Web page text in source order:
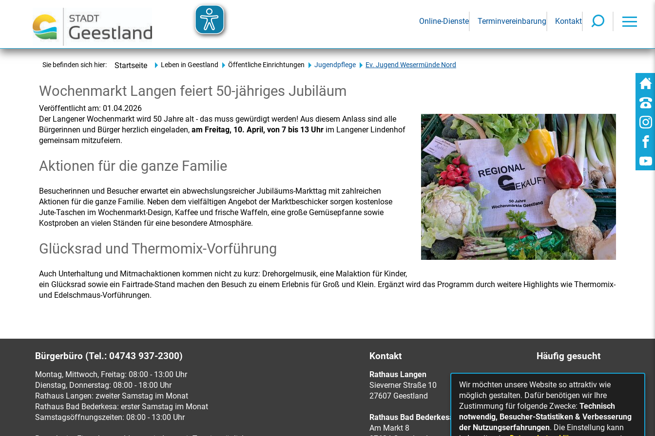
Online-Dienste Terminvereinbarung Kontakt
Sie befinden sich hier: Startseite Leben in Geestland Öffentliche Einrichtungen Jugendpflege Ev. Jugend Wesermünde Nord
Wochenmarkt Langen feiert 50-jähriges Jubiläum
Veröffentlicht am: 01.04.2026
Der Langener Wochenmarkt wird 50 Jahre alt - das muss gewürdigt werden! Aus diesem Anlass sind alle
Bürgerinnen und Bürger herzlich eingeladen, am Freitag, 10. April, von 7 bis 13 Uhr im Langener Lindenhof
gemeinsam mitzufeiern.
Aktionen für die ganze Familie
Besucherinnen und Besucher erwartet ein abwechslungsreicher Jubiläums-Markttag mit zahlreichen
Aktionen für die ganze Familie. Neben dem vielfältigen Angebot der Marktbeschicker sorgen kostenlose
Jute-Taschen im Wochenmarkt-Design, Kaffee und frische Waffeln, eine große Gemüsepfanne sowie
Kostproben an vielen Ständen für eine besondere Atmosphäre.
Glücksrad und Thermomix-Vorführung
Auch Unterhaltung und Mitmachaktionen kommen nicht zu kurz: Drehorgelmusik, eine Malaktion für Kinder,
ein Glücksrad sowie ein Fairtrade-Stand machen den Besuch zu einem Erlebnis für Groß und Klein. Ergänzt wird das Programm durch weitere Highlights wie Thermomix-
und Edelschmaus-Vorführungen.
Bürgerbüro (Tel.: 04743 937-2300)
Montag, Mittwoch, Freitag: 08:00 - 13:00 Uhr
Dienstag, Donnerstag: 08:00 - 18:00 Uhr
Rathaus Langen: zweiter Samstag im Monat
Rathaus Bad Bederkesa: erster Samstag im Monat
Samstagsöffnungszeiten: 08:00 - 13:00 Uhr
Kontakt
Rathaus Langen
Sieverner Straße 10
27607 Geestland
Rathaus Bad Bederkesa
Am Markt 8
Häufig gesucht
Bürgerbüro
Online Rathaus
Was erledige ich wo?
Stellenangebote
Wir möchten unsere Website so attraktiv wie
möglich gestalten. Dafür benötigen wir Ihre
Zustimmung für folgende Zwecke: Technisch
notwendig, Besucher-Statistiken & Verbesserung
der Nutzungserfahrungen. Die Einstellung kann